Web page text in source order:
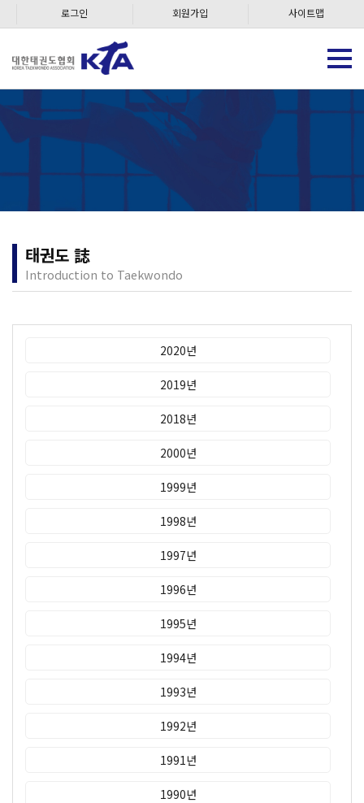
로그인 회원가입 사이트맵
태권도 誌
Introduction to Taekwondo
2020년
2019년
2018년
2000년
1999년
1998년
1997년
1996년
1995년
1994년
1993년
1992년
1991년
1990년